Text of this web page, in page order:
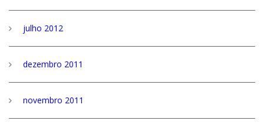
julho 2012
dezembro 2011
novembro 2011